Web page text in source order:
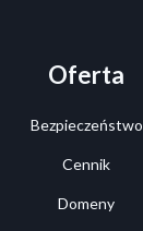
Oferta
Bezpieczeństwo
Cennik
Domeny